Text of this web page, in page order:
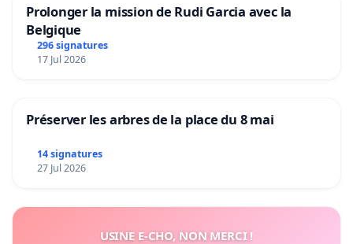
Prolonger la mission de Rudi Garcia avec la
Belgique
296 signatures
17 Jul 2026
Préserver les arbres de la place du 8 mai
14 signatures
27 Jul 2026
USINE E-CHO, NON MERCI !